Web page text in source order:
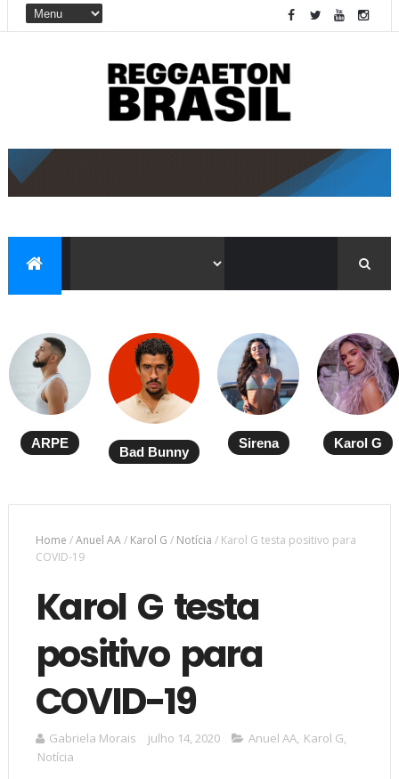
ARPE
Bad Bunny
Sirena Karol G
Home /Anuel AA/ Karol G / Notícia / Karol G testa positivo para
COVID-19
Karol G testa
positivo para
COVID-19
Gabriela Morais julho 14, 2020 Anuel AA, Karol G,
Notícia